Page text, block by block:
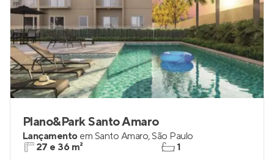
Plano&Park Santo Amaro
Lançamento em Santo Amaro,São Paulo
27 e 36 m²
1